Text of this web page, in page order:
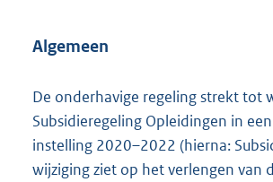
Algemeen
De onderhavige regeling strekt tot
Subsidieregeling Opleidingen in
instelling 2020–2022 (hierna:
wijziging ziet op het verlengen van